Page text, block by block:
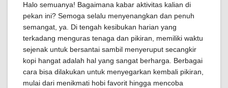
Halo semuanya! Bagaimana kabar aktivitas kalian di
pekan ini? Semoga selalu menyenangkan dan penuh
semangat, ya. Di tengah kesibukan harian yang
terkadang menguras tenaga dan pikiran, memiliki waktu
sejenak untuk bersantai sambil menyeruput secangkir
kopi hangat adalah hal yang sangat berharga. Berbagai
cara bisa dilakukan untuk menyegarkan kembali pikiran,
mulai dari menikmati hobi favorit hingga mencoba